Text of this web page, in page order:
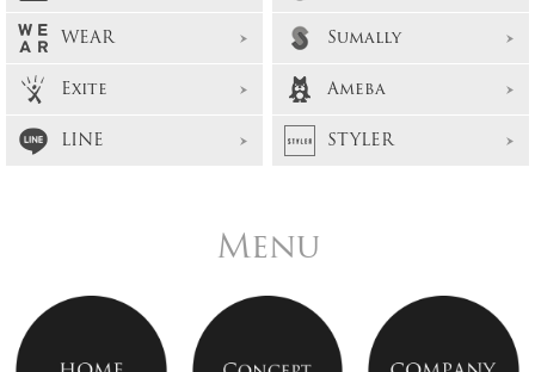
WEAR
Sumally
Exite
Ameba
LINE
STYLER
Menu